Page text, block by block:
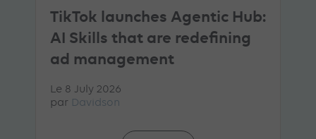
TikTok launches Agentic Hub:
AI Skills that are redefining
ad management
Le 8 July 2026
par Davidson